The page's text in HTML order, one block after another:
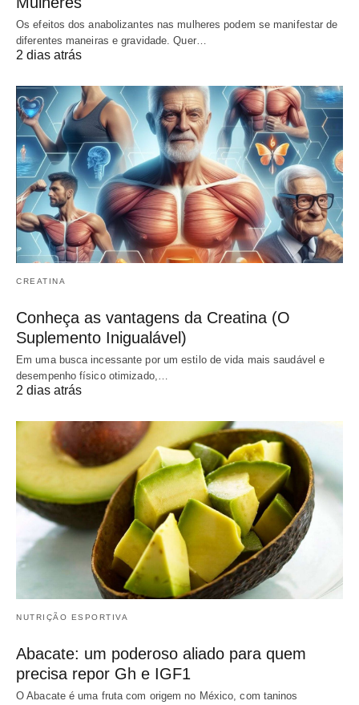
Os efeitos dos anabolizantes nas mulheres podem se manifestar de
diferentes maneiras e gravidade. Quer…
2 dias atrás
CREATINA
Conheça as vantagens da Creatina (O
Suplemento Inigualável)
Em uma busca incessante por um estilo de vida mais saudável e
desempenho físico otimizado,…
2 dias atrás
NUTRIÇÃO ESPORTIVA
Abacate: um poderoso aliado para quem
precisa repor Gh e IGF1
O Abacate é uma fruta com origem no México, com taninos